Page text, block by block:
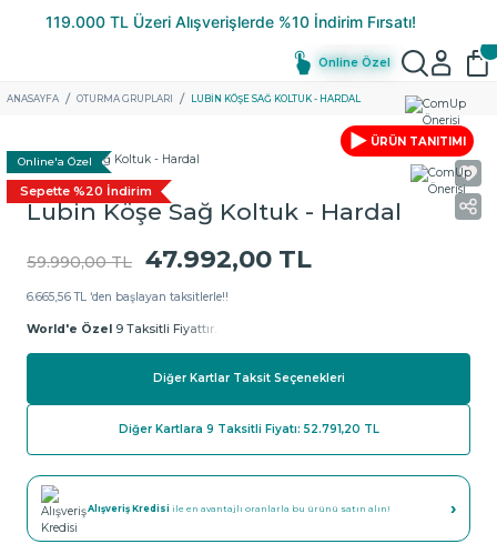
Online Özel
ANASAYFA OTURMA GRUPLARI LUBIN KÖŞE SAĞ KOLTUK - HARDAL
ÜRÜN TANITIMI
Online'a Özel
Sepette %20 İndirim
Lubin Köşe Sağ Koltuk - Hardal
59.990,00 TL 47.992,00 TL
6.665,56 TL ‘den başlayan taksitlerle!!
World'e Özel 9 Taksitli Fiyattır.
Diğer Kartlar Taksit Seçenekleri
Diğer Kartlara 9 Taksitli Fiyatı: 52.791,20 TL
Alışveriş Kredisi ile en avantajlı oranlarla bu ürünü satın alın! ›